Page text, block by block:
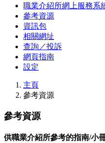
職業介紹所網上服務系
參考資源
資訊包
相關網址
查詢／投訴
網頁指南
設定
主頁
參考資源
參考資源
供職業介紹所參考的指南/小